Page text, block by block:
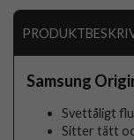
Samsung
Svettåligt
Sitter tätt